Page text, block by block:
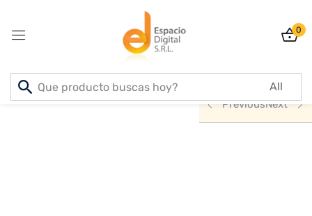
0
Inicio PRODUCTOS
ACCESORIOS
PreviousNext
Sign in